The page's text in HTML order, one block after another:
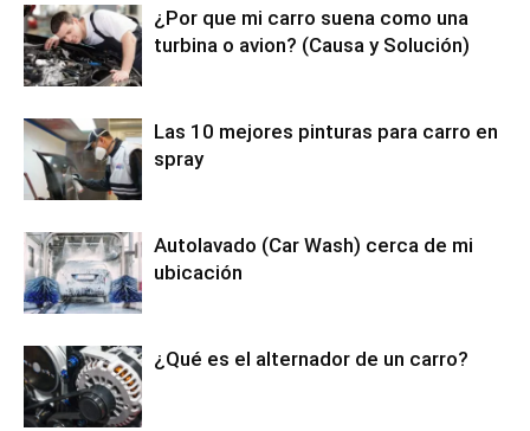
¿Por que mi carro suena como una
turbina o avion? (Causa y Solución)
Las 10 mejores pinturas para carro en
spray
Autolavado (Car Wash) cerca de mi
ubicación
¿Qué es el alternador de un carro?